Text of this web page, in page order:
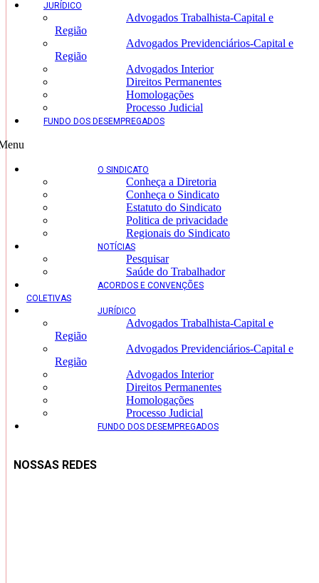
JURÍDICO
Advogados Trabalhista-Capital e
Região
Advogados Previdenciários-Capital e
Região
Advogados Interior
Direitos Permanentes
Homologações
Processo Judicial
FUNDO DOS DESEMPREGADOS
O SINDICATO
Conheça a Diretoria
Conheça o Sindicato
Estatuto do Sindicato
Politica de privacidade
Regionais do Sindicato
NOTÍCIAS
Pesquisar
Saúde do Trabalhador
ACORDOS E CONVENÇÕES
COLETIVAS
JURÍDICO
Advogados Trabalhista-Capital e
Região
Advogados Previdenciários-Capital e
Região
Advogados Interior
Direitos Permanentes
Homologações
Processo Judicial
FUNDO DOS DESEMPREGADOS
NOSSAS REDES